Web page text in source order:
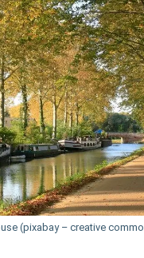
(pixabay – creative